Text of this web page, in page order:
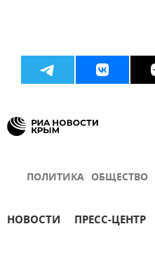
ПОЛИТИКА ОБЩЕСТВО
НОВОСТИ ПРЕСС-ЦЕНТР